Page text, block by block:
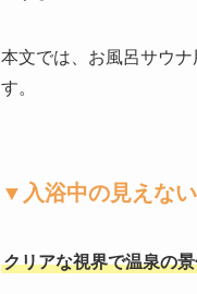
本文では、お風呂サウ
す。
▼入浴中の見えな
クリアな視界で温泉の